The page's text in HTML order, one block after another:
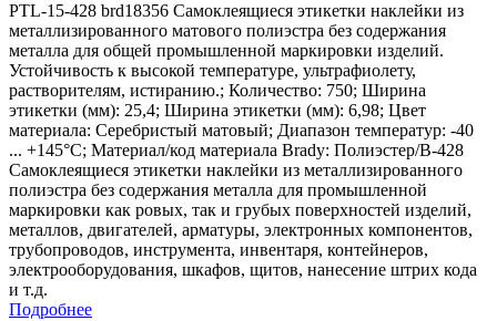
PTL-15-428 brd18356 Самоклеящиеся этикетки наклейки из
металлизированного матового полиэстра без содержания
металла для общей промышленной маркировки изделий.
Устойчивость к высокой температуре, ультрафиолету,
растворителям, истиранию.; Количество: 750; Ширина
этикетки (мм): 25,4; Ширина этикетки (мм): 6,98; Цвет
материала: Серебристый матовый; Диапазон температур: -40
... +145°С; Материал/код материала Brady: Полиэстер/В-428
Самоклеящиеся этикетки наклейки из металлизированного
полиэстра без содержания металла для промышленной
маркировки как ровых, так и грубых поверхностей изделий,
металлов, двигателей, арматуры, электронных компонентов,
трубопроводов, инструмента, инвентаря, контейнеров,
электрооборудования, шкафов, щитов, нанесение штрих кода
и т.д.
Подробнее